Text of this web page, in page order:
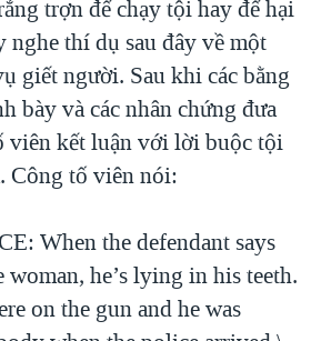
trợn để chạy tội hay để hại
nghe thí dụ sau đây về một
giết người. Sau khi các bằng
bày và các nhân chứng đưa
viên kết luận với lời buộc tội
Công tố viên nói:
When the defendant says
woman, he’s lying in his teeth.
on the gun and he was